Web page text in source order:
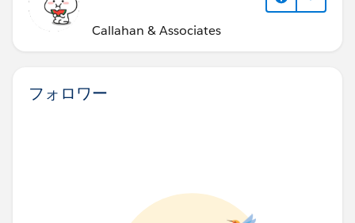
Callahan & Associates
フォロワー